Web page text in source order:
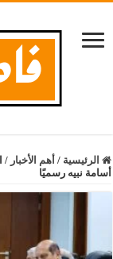
الرئيسية / أهم الأخبار /
أسامة نبيه رسميًا